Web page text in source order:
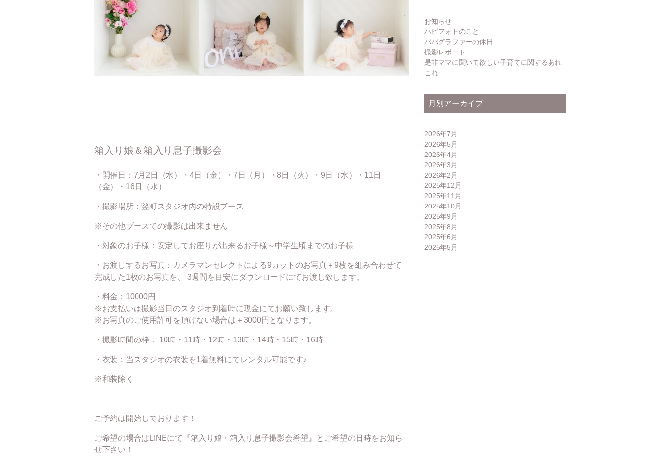
箱入り娘＆箱入り息子撮影会
・開催日：7月2日（水）・4日（金）・7日（月）・8日（火）・9日（水）・11日
（金）・16日（水）
・撮影場所：竪町スタジオ内の特設ブース
※その他ブースでの撮影は出来ません
・対象のお子様：安定してお座りが出来るお子様～中学生頃までのお子様
・お渡しするお写真：カメラマンセレクトによる9カットのお写真＋9枚を組み合わせて
完成した1枚のお写真を、 3週間を目安にダウンロードにてお渡し致します。
・料金：10000円
※お支払いは撮影当日のスタジオ到着時に現金にてお願い致します。
※お写真のご使用許可を頂けない場合は＋3000円となります。
・撮影時間の枠： 10時・11時・12時・13時・14時・15時・16時
・衣装：当スタジオの衣装を1着無料にてレンタル可能です♪
※和装除く
ご予約は開始しております！
ご希望の場合はLINEにて『箱入り娘・箱入り息子撮影会希望』とご希望の日時をお知ら
せ下さい！
お知らせ
ハピフォトのこと
パパグラファーの休日
撮影レポート
是非ママに聞いて欲しい子育てに関するあれ
これ
月別アーカイブ
2026年7月
2026年5月
2026年4月
2026年3月
2026年2月
2025年12月
2025年11月
2025年10月
2025年9月
2025年8月
2025年6月
2025年5月